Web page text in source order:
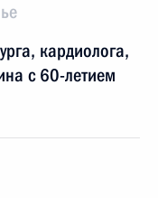
кардиолога,
с 60-летием